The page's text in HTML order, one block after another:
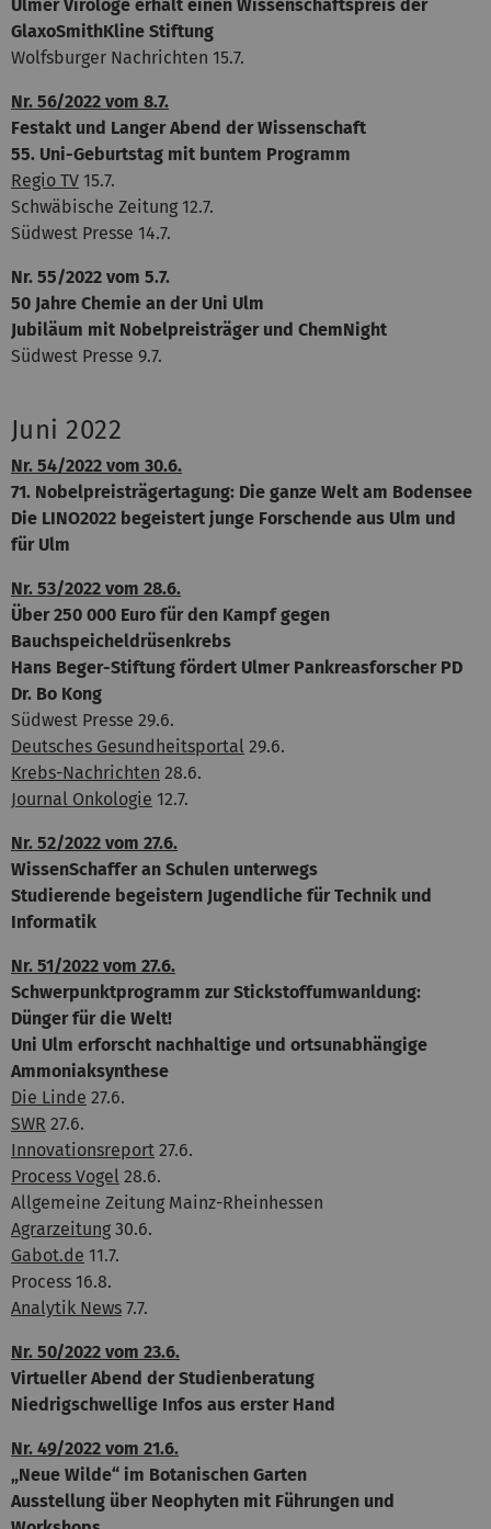
Ulmer Virologe erhält einen Wissenschaftspreis der
GlaxoSmithKline Stiftung
Wolfsburger Nachrichten 15.7.
Nr. 56/2022 vom 8.7.
Festakt und Langer Abend der Wissenschaft
55. Uni-Geburtstag mit buntem Programm
Regio TV 15.7.
Schwäbische Zeitung 12.7.
Südwest Presse 14.7.
Nr. 55/2022 vom 5.7.
50 Jahre Chemie an der Uni Ulm
Jubiläum mit Nobelpreisträger und ChemNight
Südwest Presse 9.7.
Juni 2022
Nr. 54/2022 vom 30.6.
71. Nobelpreisträgertagung: Die ganze Welt am Bodensee
Die LINO2022 begeistert junge Forschende aus Ulm und
für Ulm
Nr. 53/2022 vom 28.6.
Über 250 000 Euro für den Kampf gegen
Bauchspeicheldrüsenkrebs
Hans Beger-Stiftung fördert Ulmer Pankreasforscher PD
Dr. Bo Kong
Südwest Presse 29.6.
Deutsches Gesundheitsportal 29.6.
Krebs-Nachrichten 28.6.
Journal Onkologie 12.7.
Nr. 52/2022 vom 27.6.
WissenSchaffer an Schulen unterwegs
Studierende begeistern Jugendliche für Technik und
Informatik
Nr. 51/2022 vom 27.6.
Schwerpunktprogramm zur Stickstoffumwanldung:
Dünger für die Welt!
Uni Ulm erforscht nachhaltige und ortsunabhängige
Ammoniaksynthese
Die Linde 27.6.
SWR 27.6.
Innovationsreport 27.6.
Process Vogel 28.6.
Allgemeine Zeitung Mainz-Rheinhessen
Agrarzeitung 30.6.
Gabot.de 11.7.
Process 16.8.
Analytik News 7.7.
Nr. 50/2022 vom 23.6.
Virtueller Abend der Studienberatung
Niedrigschwellige Infos aus erster Hand
Nr. 49/2022 vom 21.6.
„Neue Wilde“ im Botanischen Garten
Ausstellung über Neophyten mit Führungen und